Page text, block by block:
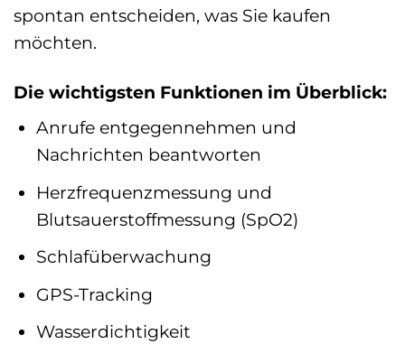
spontan entscheiden, was Sie kaufen
möchten.
Die wichtigsten Funktionen im Überblick:
Anrufe entgegennehmen und
Nachrichten beantworten
Herzfrequenzmessung und
Blutsauerstoffmessung (SpO2)
Schlafüberwachung
GPS-Tracking
Wasserdichtigkeit